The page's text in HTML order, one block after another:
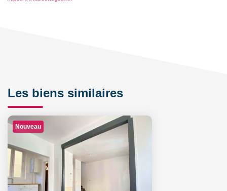
Les biens similaires
Nouveau